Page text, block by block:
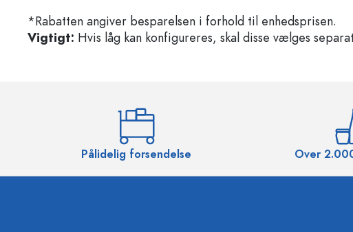
*Rabatten angiver besparelsen i forhold til enhedsprisen.
Vigtigt: Hvis låg kan konfigureres, skal disse vælges
Pålidelig forsendelse Over